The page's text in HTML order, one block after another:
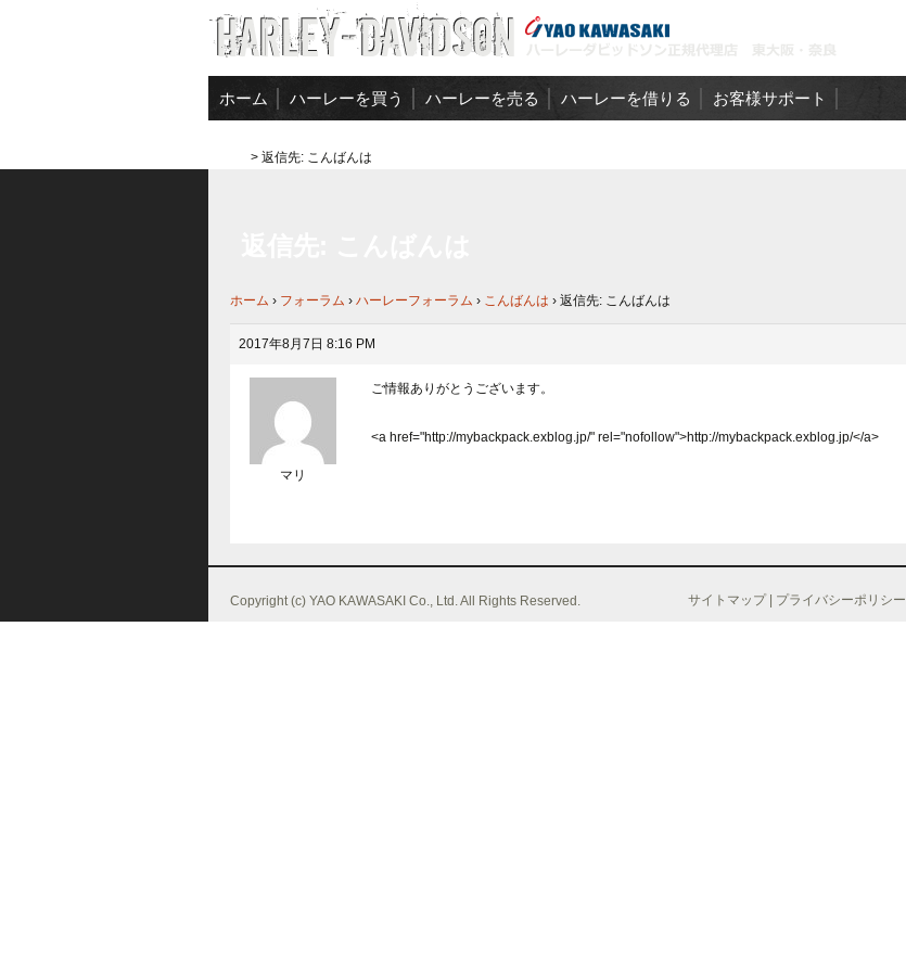
コンテンツへ移動
ホーム ハーレーを買う ハーレーを売る ハーレーを借りる お客様サポート
> 返信先: こんばんは
ホーム › フォーラム › ハーレーフォーラム › こんばんは › 返信先: こんばんは
2017年8月7日 8:16 PM
マリ
ご情報ありがとうございます。
<a href="http://mybackpack.exblog.jp/" rel="nofollow">http://mybackpack.exblog.jp/</a>
サイトマップ| プライバシーポリシー
Copyright (c) YAO KAWASAKI Co., Ltd. All Rights Reserved.